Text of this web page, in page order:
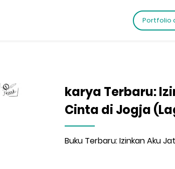
Portfolio
karya Terbaru:
Cinta di Jogja
Buku Terbaru: Izinkan Aku